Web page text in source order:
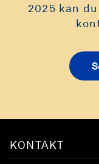
2025 kan
KONTAKT